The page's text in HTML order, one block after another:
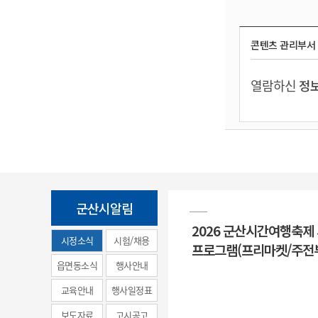
콘텐츠 관리부서
열람하신 정
군산시알림
시정소식
(municipal
news)
2026 군산시간여행축제
프로그램(프리마켓/주전
시험/채용
읍면동소식
행사안내
교육안내
행사일정표
보도자료
고시공고